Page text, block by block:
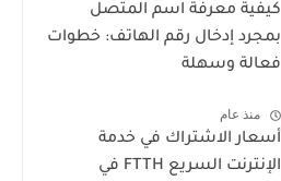
كيفية معرفة اسم المتصل
بمجرد إدخال رقم الهاتف: خطوات
فعالة وسهلة
منذ عام
أسعار الاشتراك في خدمة
الإنترنت السريع FTTH في